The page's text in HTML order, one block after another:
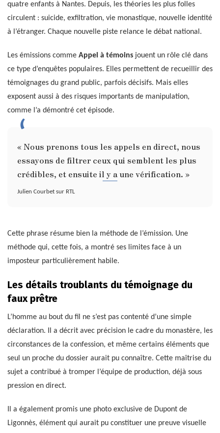
quatre enfants à Nantes. Depuis, les théories les plus folles
circulent : suicide, exfiltration, vie monastique, nouvelle identité
à l’étranger. Chaque nouvelle piste relance le débat national.
Les émissions comme Appel à témoins jouent un rôle clé dans
ce type d’enquêtes populaires. Elles permettent de recueillir des
témoignages du grand public, parfois décisifs. Mais elles
exposent aussi à des risques importants de manipulation,
comme l’a démontré cet épisode.
« Nous prenons tous les appels en direct, nous
essayons de filtrer ceux qui semblent les plus
crédibles, et ensuite il y a une vérification. »
Julien Courbet sur RTL
Cette phrase résume bien la méthode de l’émission. Une
méthode qui, cette fois, a montré ses limites face à un
imposteur particulièrement habile.
Les détails troublants du témoignage du
faux prêtre
L’homme au bout du fil ne s’est pas contenté d’une simple
déclaration. Il a décrit avec précision le cadre du monastère, les
circonstances de la confession, et même certains éléments que
seul un proche du dossier aurait pu connaître. Cette maîtrise du
sujet a contribué à tromper l’équipe de production, déjà sous
pression en direct.
Il a également promis une photo exclusive de Dupont de
Ligonnès, élément qui aurait pu constituer une preuve visuelle